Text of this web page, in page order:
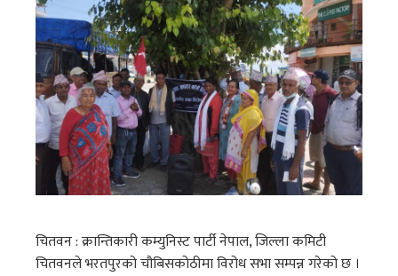
चितवन : क्रान्तिकारी कम्युनिस्ट पार्टी नेपाल, जिल्ला कमिटी
चितवनले भरतपुरको चौबिसकोठीमा विरोध सभा सम्पन्न गरेको छ ।